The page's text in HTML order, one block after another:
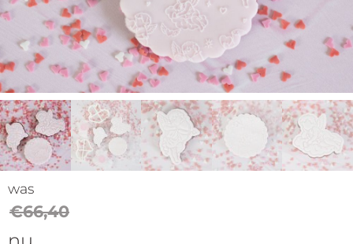
Cursussen
Gratis
Outlet
was
€66,40